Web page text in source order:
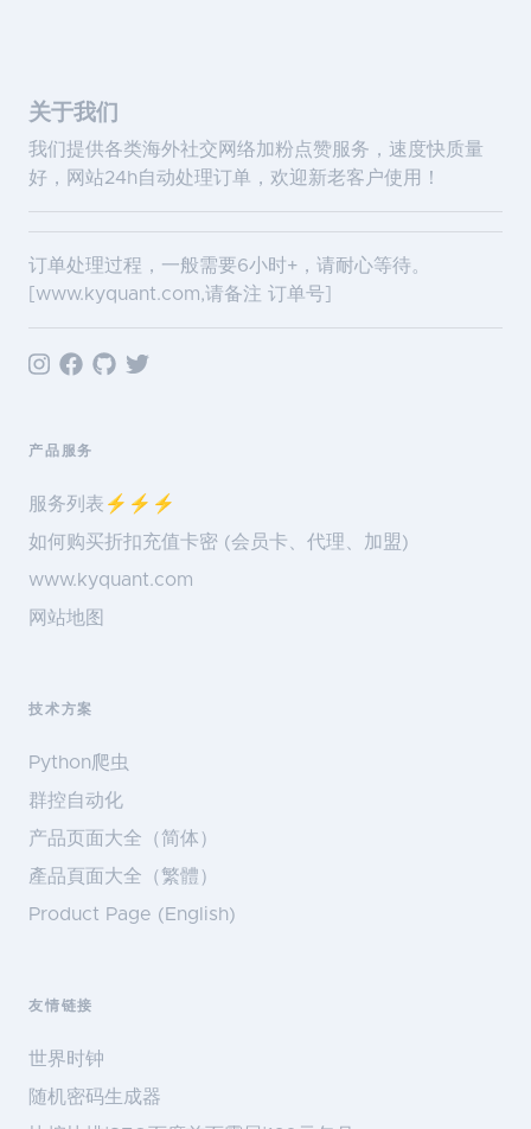
关于我们
我们提供各类海外社交网络加粉点赞服务，速度快质量
好，网站24h自动处理订单，欢迎新老客户使用！
订单处理过程，一般需要6小时+，请耐心等待。
www.kyquant.com,请备注 订单号]
产品服务
服务列表⚡️⚡️⚡️
如何购买折扣充值卡密 (会员卡、代理、加盟)
www.kyquant.com
网站地图
技术方案
Python爬虫
群控自动化
产品页面大全（简体）
產品頁面大全（繁體）
Product Page (English)
友情链接
世界时钟
随机密码生成器